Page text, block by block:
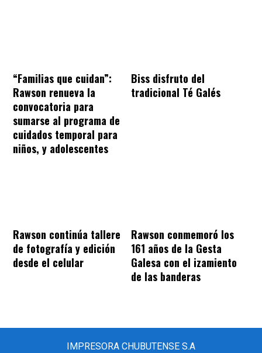
“Familias que cuidan”:
Rawson renueva la
convocatoria para
sumarse al programa de
cuidados temporal para
niños, y adolescentes
Biss disfruto del
tradicional Té Galés
Rawson continúa tallere
de fotografía y edición
desde el celular
Rawson conmemoró los
161 años de la Gesta
Galesa con el izamiento
de las banderas
IMPRESORA CHUBUTENSE S.A